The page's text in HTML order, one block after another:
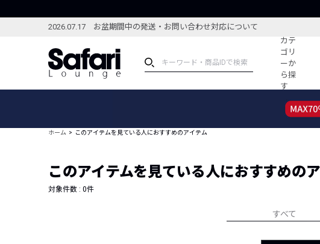
2026.07.17 お盆期間中の発送・お問い合わせ対応について
カテ
ゴリ
ーか
ら探
す
ブランドから探す
新着アイテム
編集部のおすすめアイテム
特集記事
コーディネート
ホーム このアイテムを見ている人におすすめのアイテム
このアイテムを見ている人におすすめの
対象件数 : 0件
すべて